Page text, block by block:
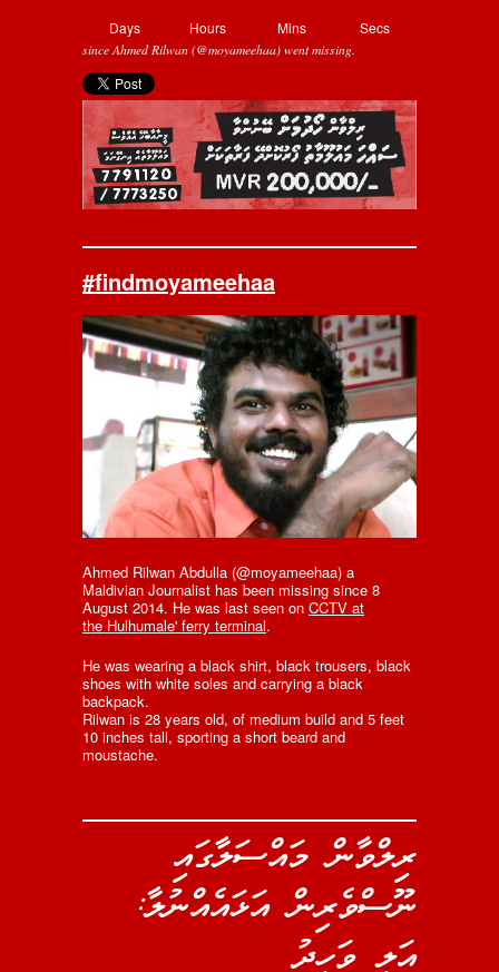
Days Hours Mins Secs
since Ahmed Rilwan (@moyameehaa) went missing.
#findmoyameehaa
Ahmed Rilwan Abdulla (@moyameehaa) a
Maldivian Journalist has been missing since 8
August 2014. He was last seen on CCTV at
the Hulhumale' ferry terminal.
He was wearing a black shirt, black trousers, black
shoes with white soles and carrying a black
backpack.
Rilwan is 28 years old, of medium build and 5 feet
10 inches tall, sporting a short beard and
moustache.
ރިލްވާން މައްސަލާގައި
ނޫސްވެރިން އަޅައެއްނުލާ:
އަލީ ވަހީދު